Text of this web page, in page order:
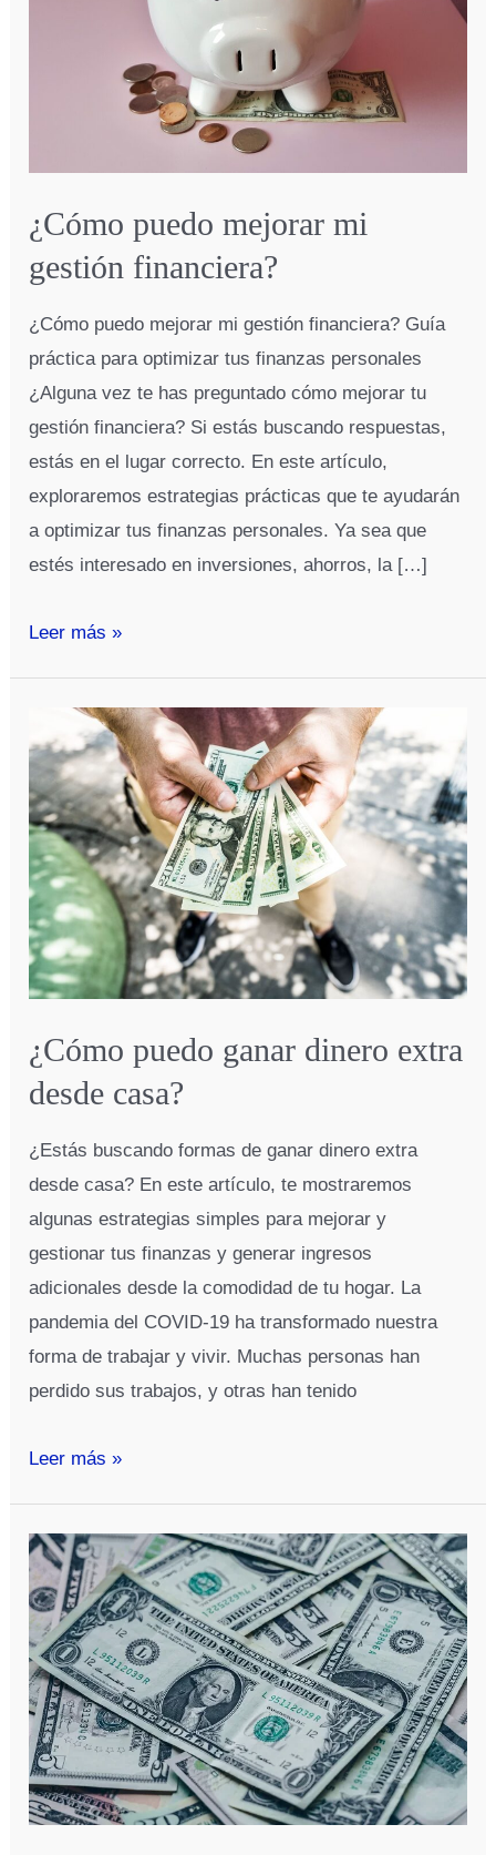
¿Cómo puedo mejorar mi
gestión financiera?
¿Cómo puedo mejorar mi gestión financiera? Guía
práctica para optimizar tus finanzas personales
¿Alguna vez te has preguntado cómo mejorar tu
gestión financiera? Si estás buscando respuestas,
estás en el lugar correcto. En este artículo,
exploraremos estrategias prácticas que te ayudarán
a optimizar tus finanzas personales. Ya sea que
estés interesado en inversiones, ahorros, la […]
¿Cómo
gestión
financiera?
Leer más »
¿Cómo puedo ganar dinero extra
desde casa?
¿Estás buscando formas de ganar dinero extra
desde casa? En este artículo, te mostraremos
algunas estrategias simples para mejorar y
gestionar tus finanzas y generar ingresos
adicionales desde la comodidad de tu hogar. La
pandemia del COVID-19 ha transformado nuestra
forma de trabajar y vivir. Muchas personas han
perdido sus trabajos, y otras han tenido
¿Cómo
dinero
extra
desde
casa?
Leer más »